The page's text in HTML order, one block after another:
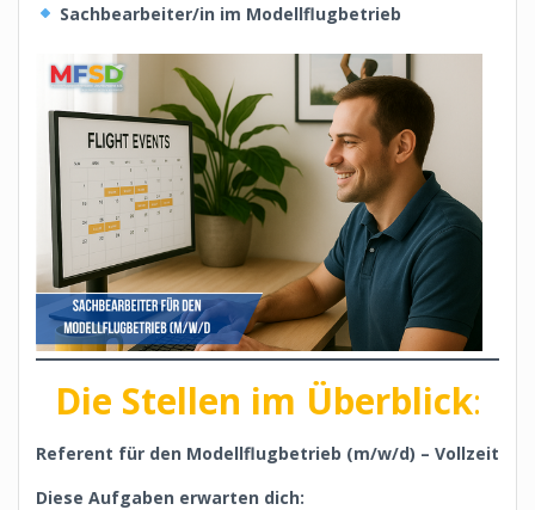
Sachbearbeiter/in im Modellflugbetrieb
Die Stellen im Überblick:
Referent für den Modellflugbetrieb (m/w/d) – Vollzeit
Diese Aufgaben erwarten dich: